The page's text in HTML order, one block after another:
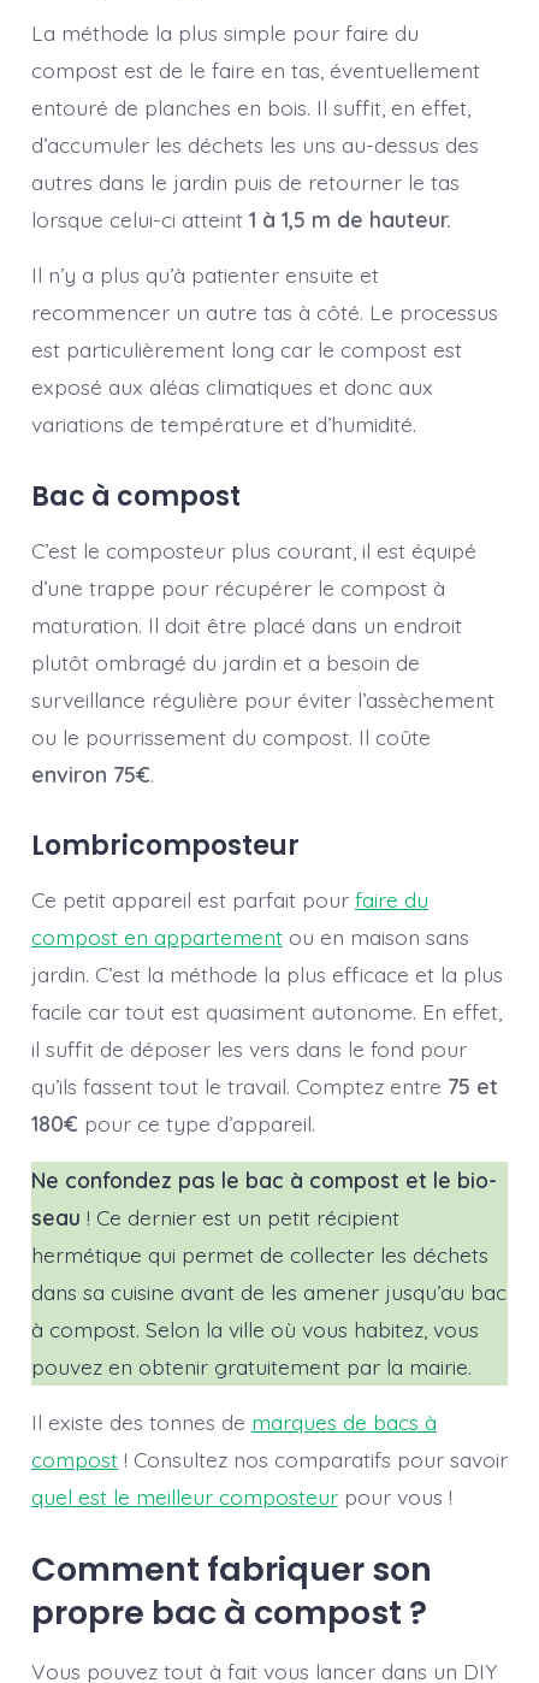
La méthode la plus simple pour faire du
compost est de le faire en tas, éventuellement
entouré de planches en bois. Il suffit, en effet,
d’accumuler les déchets les uns au-dessus des
autres dans le jardin puis de retourner le tas
lorsque celui-ci atteint1 à 1,5 m de hauteur.
Il n’y a plus qu’à patienter ensuite et
recommencer un autre tas à côté. Le processus
est particulièrement long car le compost est
exposé aux aléas climatiques et donc aux
variations de température et d’humidité.
Bac à compost
C’est le composteur plus courant, il est équipé
d’une trappe pour récupérer le compost à
maturation. Il doit être placé dans un endroit
plutôt ombragé du jardin et a besoin de
surveillance régulière pour éviter l’assèchement
ou le pourrissement du compost. Il coûte
environ 75€.
Lombricomposteur
Ce petit appareil est parfait pour faire du
compost en appartementou en maison sans
jardin. C’est la méthode la plus efficace et la plus
facile car tout est quasiment autonome. En effet,
il suffit de déposer les vers dans le fond pour
qu’ils fassent tout le travail. Comptez entre 75 et
180€ pour ce type d’appareil.
Ne confondez pas le bac à compost et le bio-
seau ! Ce dernier est un petit récipient
hermétique qui permet de collecter les déchets
dans sa cuisine avant de les amener jusqu’au bac
à compost. Selon la ville où vous habitez, vous
pouvez en obtenir gratuitement par la mairie.
Il existe des tonnes de marques de bacs à
compost! Consultez nos comparatifs pour savoir
quel est le meilleur composteurpour vous !
Comment fabriquer son
propre bac à compost ?
Vous pouvez tout à fait vous lancer dans un DIY